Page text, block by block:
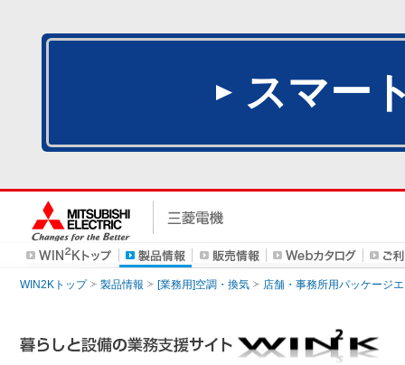
スマー
WIN2Kトップ 製品情報 [業務用]空調・換気 店舗・事務所用パッケージ